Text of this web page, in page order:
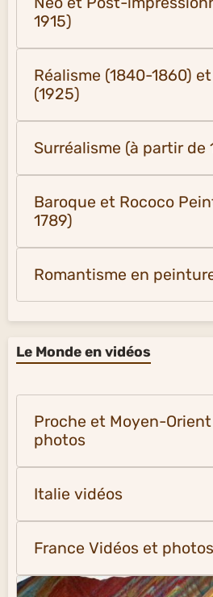
1915)
Réalisme (1840-1860)
(1925)
Surréalisme (à partir de
Baroque et Rococo
1789)
Romantisme en
Le Monde en vidéos
Proche et Moyen-
photos
Italie vidéos
France Vidéos et photos